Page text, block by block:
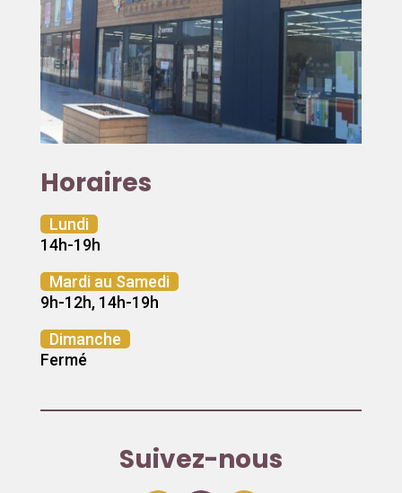
Horaires
Lundi
14h-19h
Mardi au Samedi
9h-12h, 14h-19h
Dimanche
Fermé
Suivez-nous